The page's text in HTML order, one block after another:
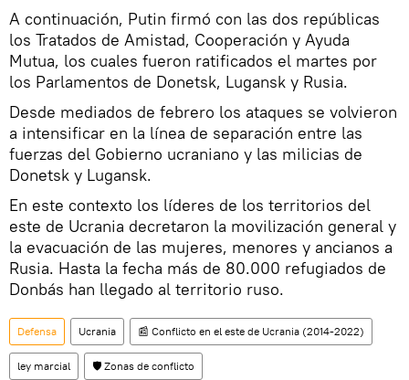
A continuación, Putin firmó con las dos repúblicas
los Tratados de Amistad, Cooperación y Ayuda
Mutua, los cuales fueron ratificados el martes por
los Parlamentos de Donetsk, Lugansk y Rusia.
Desde mediados de febrero los ataques se volvieron
a intensificar en la línea de separación entre las
fuerzas del Gobierno ucraniano y las milicias de
Donetsk y Lugansk.
En este contexto los líderes de los territorios del
este de Ucrania decretaron la movilización general y
la evacuación de las mujeres, menores y ancianos a
Rusia. Hasta la fecha más de 80.000 refugiados de
Donbás han llegado al territorio ruso.
Defensa Ucrania 📰 Conflicto en el este de Ucrania (2014-2022)
ley marcial 🛡️ Zonas de conflicto